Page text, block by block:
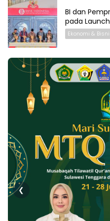
BI dan
pada
Ekonomi &